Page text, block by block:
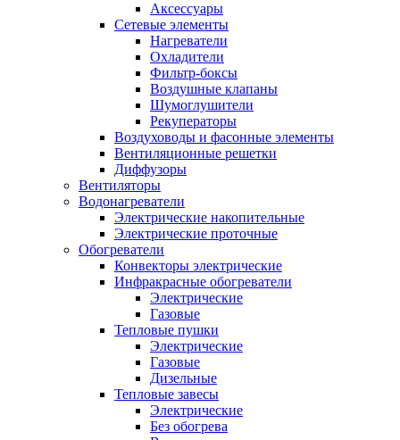
Аксессуары
Сетевые элементы
Нагреватели
Охладители
Фильтр-боксы
Воздушные клапаны
Шумоглушители
Рекуператоры
Воздуховоды и фасонные элементы
Вентиляционные решетки
Диффузоры
Вентиляторы
Водонагреватели
Электрические накопительные
Электрические проточные
Обогреватели
Конвекторы электрические
Инфракрасные обогреватели
Электрические
Газовые
Тепловые пушки
Электрические
Газовые
Дизельные
Тепловые завесы
Электрические
Без обогрева